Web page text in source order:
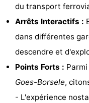
Zélande
Resort
Haamstede
Résidence
Hof
Schouwen
Schouwse
du transport
Arrêts Interactifs :
dans différentes
descendre et
Points Forts :
Goes-Borsele,
- L'expérience